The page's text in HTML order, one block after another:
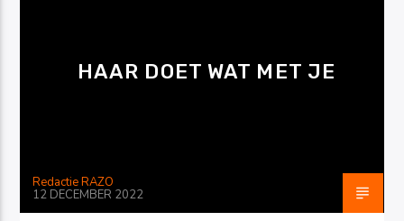
HAAR DOET WAT MET JE
Redactie RAZO
12 DECEMBER 2022